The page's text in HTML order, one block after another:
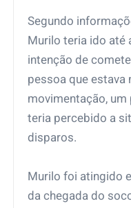
Segundo
Murilo teria ido até
intenção de
pessoa que estava
movimentação,
teria percebido a
disparos.
Murilo foi atingido
da chegada do